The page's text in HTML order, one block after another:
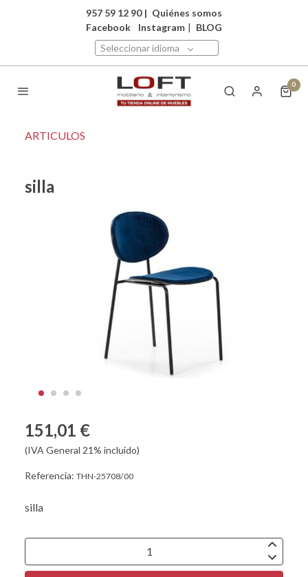
957 59 12 90 | Quiénes somos
Facebook
Instagram | BLOG
Seleccionar idioma
0
ARTICULOS
silla
151,01 €
(IVA General 21% incluido)
Referencia: THN-25708/00
silla